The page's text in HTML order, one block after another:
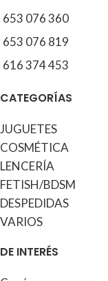
653 076 360
653 076 819
616 374 453
CATEGORÍAS
JUGUETES
COSMÉTICA
LENCERÍA
FETISH/BDSM
DESPEDIDAS
VARIOS
DE INTERÉS